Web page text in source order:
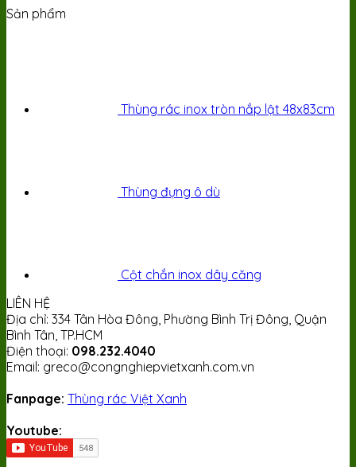
Sản phẩm
Thùng rác inox tròn nắp lật 48x83cm
Thùng đựng ô dù
Cột chắn inox dây căng
LIÊN HỆ
Địa chỉ: 334 Tân Hòa Đông, Phường Bình Trị Đông, Quận
Bình Tân, TP.HCM
Điện thoại: 098.232.4040
Email: greco@congnghiepvietxanh.com.vn
Fanpage: Thùng rác Việt Xanh
Youtube: